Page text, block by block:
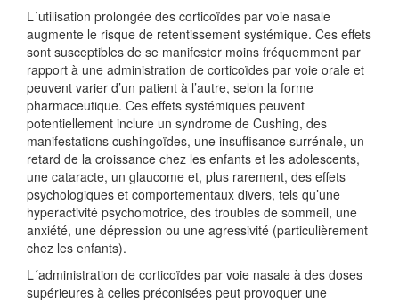
L´utilisation prolongée des corticoïdes par voie nasale
augmente le risque de retentissement systémique. Ces effets
sont susceptibles de se manifester moins fréquemment par
rapport à une administration de corticoïdes par voie orale et
peuvent varier d’un patient à l’autre, selon la forme
pharmaceutique. Ces effets systémiques peuvent
potentiellement inclure un syndrome de Cushing, des
manifestations cushingoïdes, une insuffisance surrénale, un
retard de la croissance chez les enfants et les adolescents,
une cataracte, un glaucome et, plus rarement, des effets
psychologiques et comportementaux divers, tels qu’une
hyperactivité psychomotrice, des troubles de sommeil, une
anxiété, une dépression ou une agressivité (particulièrement
chez les enfants).
L´administration de corticoïdes par voie nasale à des doses
supérieures à celles préconisées peut provoquer une